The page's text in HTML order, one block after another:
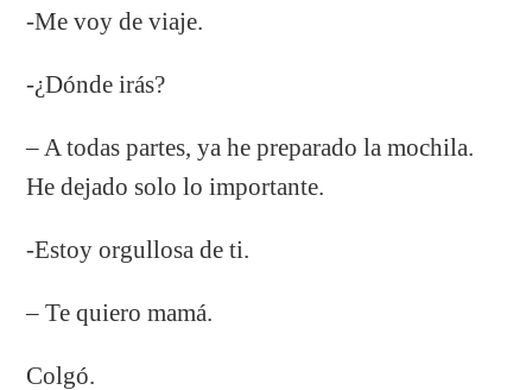
-Me voy de viaje.
-¿Dónde irás?
– A todas partes, ya he preparado la mochila.
He dejado solo lo importante.
-Estoy orgullosa de ti.
– Te quiero mamá.
Colgó.